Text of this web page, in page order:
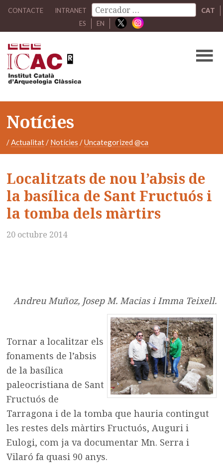
CONTACTE INTRANET
CAT
ES
EN
Notícies
/Actualitat/ Notícies /Uncategorized @ca
Localitzats de nou l’absis de
la basílica de Sant Fructuós i
la tomba dels màrtirs
20 octubre 2014
Andreu Muñoz, Josep M. Macias i Imma Teixell.
Tornar a localitzar els
fonaments de l’absis
de la basílica
paleocristiana de Sant
Fructuós de
Tarragona i de la tomba que hauria contingut
les restes dels màrtirs Fructuós, Auguri i
Eulogi, com ja va documentar Mn. Serra i
Vilaró fa quasi 90 anys.